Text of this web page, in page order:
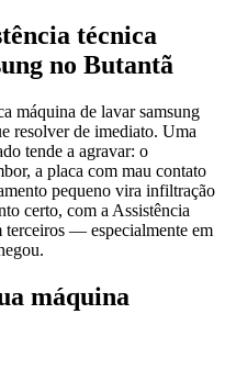
técnica
no Butantã
máquina de lavar samsung
resolver de imediato. Uma
tende a agravar: o
a placa com mau contato
pequeno vira infiltração
certo, com a Assistência
terceiros — especialmente em
máquina